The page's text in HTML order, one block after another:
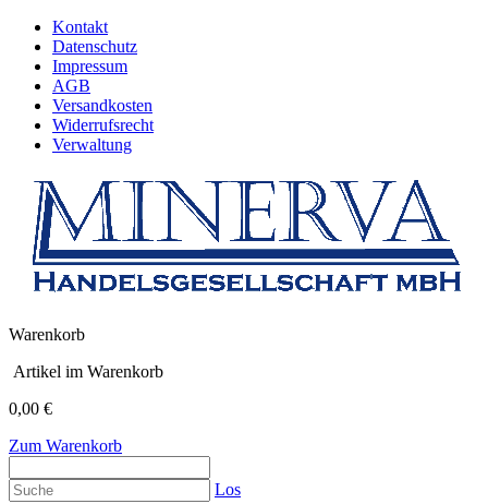
Kontakt
Datenschutz
Impressum
AGB
Versandkosten
Widerrufsrecht
Verwaltung
Warenkorb
Artikel im Warenkorb
0,00 €
Zum Warenkorb
Los